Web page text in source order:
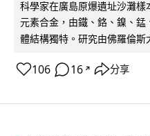
科學家在廣島原爆遺址沙灘
元素合金，由鐵、鉻、鎳、
體結構獨特。研究由佛羅倫斯
106 16 ↗ 分享